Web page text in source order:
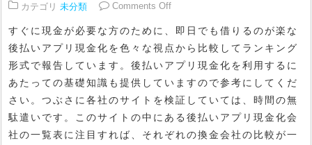
カテゴリ 未分類 Comments Offon すぐに現金が必要な方必見！
すぐに現金が必要な方のために、即日でも借りるのが楽な
後払いアプリ現金化を色々な視点から比較してランキング
形式で報告しています。後払いアプリ現金化を利用するに
あたっての基礎知識も提供していますので参考にしてくだ
さい。つぶさに各社のサイトを検証していては、時間の無
駄遣いです。このサイトの中にある後払いアプリ現金化会
社の一覧表に注目すれば、それぞれの換金会社の比較が一